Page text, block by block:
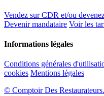
Vendez sur CDR et/ou
Devenir mandataire Voir les
Informations légales
Conditions générales
cookies Mentions légales
© Comptoir Des Restaurateurs.